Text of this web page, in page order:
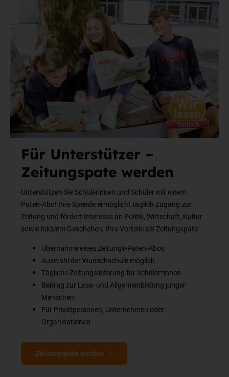
Für Unterstützer –
Zeitungspate werden
Unterstützen Sie Schülerinnen und Schüler mit einem
Paten-Abo! Ihre Spende ermöglicht täglich Zugang zur
Zeitung und fördert Interesse an Politik, Wirtschaft, Kultur
sowie lokalem Geschehen. Ihre Vorteile als Zeitungspate:
Übernahme eines Zeitungs-Paten-Abos
Auswahl der Wunschschule möglich
Tägliche Zeitungslieferung für Schüler*innen
Beitrag zur Lese- und Allgemeinbildung junger
Menschen
Für Privatpersonen, Unternehmen oder
Organisationen
Zeitungspate werden